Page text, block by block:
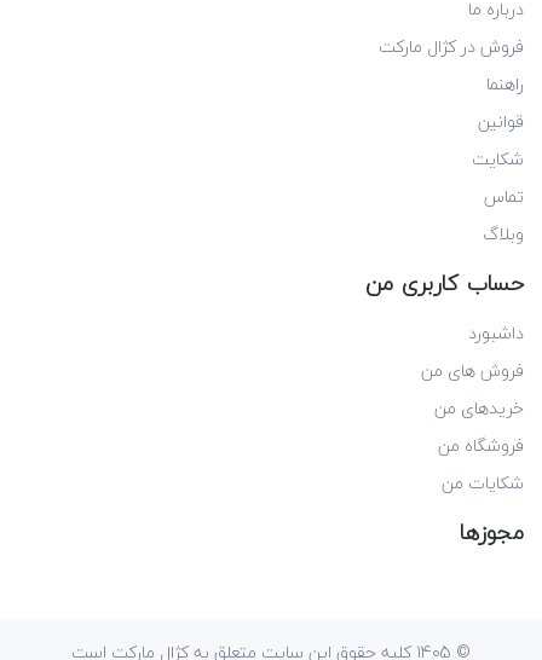
درباره ما
فروش در کژال مارکت
راهنما
قوانین
شکایت
تماس
وبلاگ
حساب کاربری من
داشبورد
فروش های من
خریدهای من
فروشگاه من
شکایات من
مجوزها
© 1405 کلیه حقوق این سایت متعلق به کژال مارکت است